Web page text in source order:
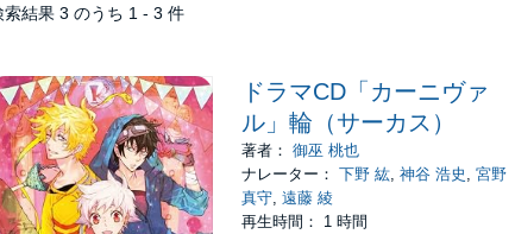
索結果 3 のうち 1 - 3 件
ドラマCD「カーニヴァ
ル」輪（サーカス）
著者：御巫 桃也
ナレーター：下野 紘,神谷 浩史 ,宮野
真守,遠藤 綾
再生時間： 1 時間